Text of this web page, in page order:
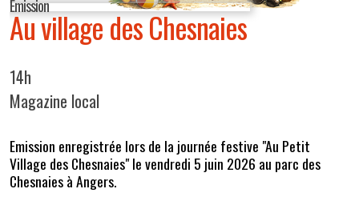
Emission
Au village des Chesnaies
14h
Magazine local
Emission enregistrée lors de la journée festive "Au Petit
Village des Chesnaies" le vendredi 5 juin 2026 au parc des
Chesnaies à Angers.